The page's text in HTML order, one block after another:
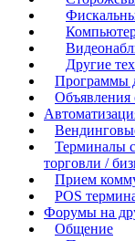
Другие
Программы
Объявления
Терминалы
торговли /
Прием
POS
Форумы на
Общение